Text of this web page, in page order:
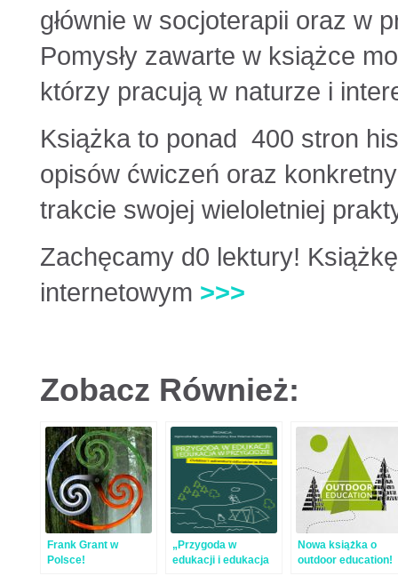
głównie w socjoterapii oraz w
Pomysły zawarte w książce
którzy pracują w naturze i
Książka to ponad 400 stron
opisów ćwiczeń oraz
trakcie swojej wieloletniej
Zachęcamy d0 lektury!
internetowym >>>
Zobacz Również:
Frank Grant w
Polsce!
„Przygoda w
edukacji i edukacja
Nowa książka o
outdoor education!